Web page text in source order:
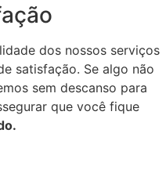
dos nossos serviços
satisfação. Se algo não
sem descanso para
que você fique